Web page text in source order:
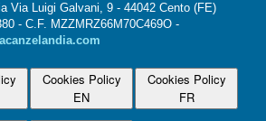
Via Luigi Galvani, 9 - 44042 Cento (FE)
- C.F. MZZMRZ66M70C469O -
Cookies Policy
EN
Cookies Policy
FR